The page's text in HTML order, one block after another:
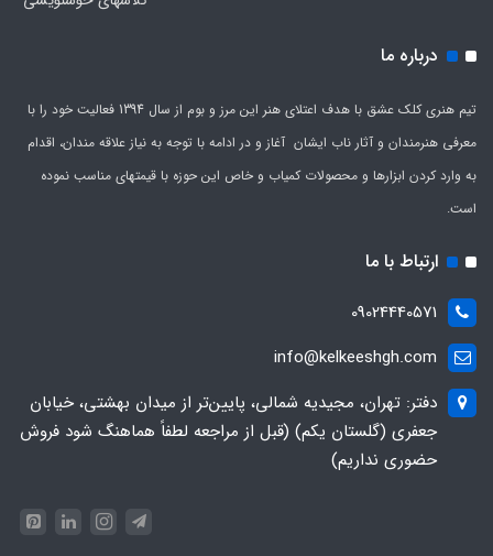
درباره ما
تیم هنری کلک عشق با هدف اعتلای هنر این مرز و بوم از سال 1394 فعالیت خود را با
معرفی هنرمندان و آثار ناب ایشان آغاز و در ادامه با توجه به نیاز علاقه مندان، اقدام
به وارد کردن ابزارها و محصولات کمیاب و خاص این حوزه با قیمتهای مناسب نموده
است.
ارتباط با ما
09024440571
info@kelkeeshgh.com
دفتر: تهران، مجیدیه شمالی، پایین‌تر از میدان بهشتی، خیابان
جعفری (گلستان یکم) (قبل از مراجعه لطفاً هماهنگ شود فروش
حضوری نداریم)